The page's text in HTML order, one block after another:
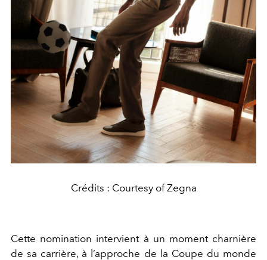
Crédits : Courtesy of Zegna
Cette nomination intervient à un moment charnière
de sa carrière, à l’approche de la Coupe du monde